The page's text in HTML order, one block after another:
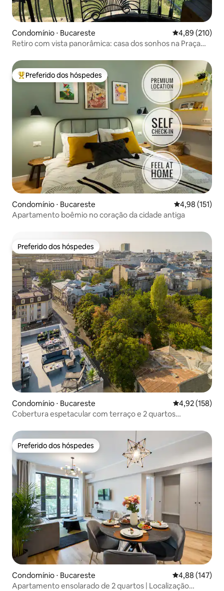
Condomínio ⋅ Bucareste 4,89 de uma
4,89 (210)
Retiro com vista panorâmica: casa dos sonhos na Praça
Entre os melhores preferidos dos hóspedes
Preferido dos hóspedes
Condomínio ⋅ Bucareste 4,98 de uma
4,98 (151)
Apartamento boêmio no coração da cidade antiga
Preferido dos hóspedes
Preferido dos hóspedes
Condomínio ⋅ Bucareste 4,92 de uma
4,92 (158)
Cobertura espetacular com terraço e 2 quartos
Preferido dos hóspedes
Preferido dos hóspedes
Condomínio ⋅ Bucareste 4,88 de uma
4,88 (147)
Apartamento ensolarado de 2 quartos | Localização